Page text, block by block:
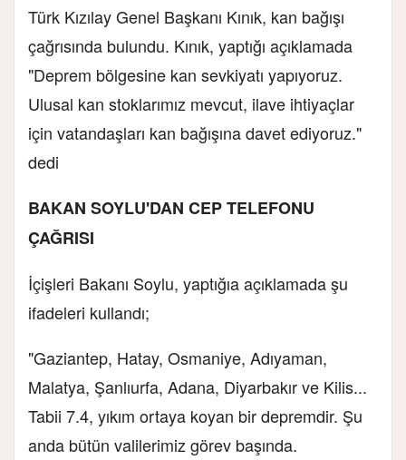
Türk Kızılay Genel Başkanı Kınık, kan bağışı
çağrısında bulundu. Kınık, yaptığı açıklamada
"Deprem bölgesine kan sevkiyatı yapıyoruz.
Ulusal kan stoklarımız mevcut, ilave ihtiyaçlar
için vatandaşları kan bağışına davet ediyoruz."
dedi
BAKAN SOYLU'DAN CEP TELEFONU
ÇAĞRISI
İçişleri Bakanı Soylu, yaptığıa açıklamada şu
ifadeleri kullandı;
"Gaziantep, Hatay, Osmaniye, Adıyaman,
Malatya, Şanlıurfa, Adana, Diyarbakır ve Kilis...
Tabii 7.4, yıkım ortaya koyan bir depremdir. Şu
anda bütün valilerimiz görev başında.